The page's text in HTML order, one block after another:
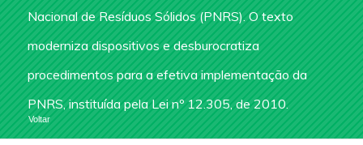
Nacional de Resíduos Sólidos (PNRS). O texto
moderniza dispositivos e desburocratiza
procedimentos para a efetiva implementação da
PNRS, instituída pela Lei nº 12.305, de 2010.
Voltar